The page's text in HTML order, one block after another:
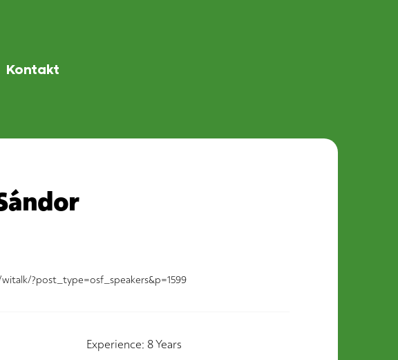
Kontakt
?post_type=osf_speakers&p=1599
Experience 8 Years